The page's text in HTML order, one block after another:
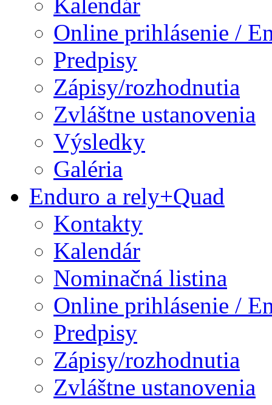
Online prihlásenie /
Predpisy
Zápisy/rozhodnutia
Zvláštne ustanovenia
Výsledky
Galéria
Enduro a rely+Quad
Kontakty
Kalendár
Nominačná listina
Online prihlásenie /
Predpisy
Zápisy/rozhodnutia
Zvláštne ustanovenia